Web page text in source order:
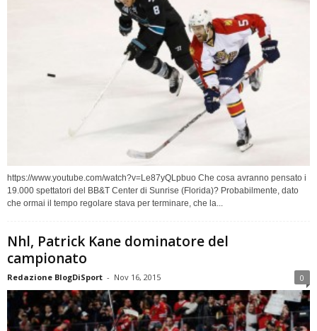
https://www.youtube.com/watch?v=Le87yQLpbuo Che cosa avranno pensato i
19.000 spettatori del BB&T Center di Sunrise (Florida)? Probabilmente, dato
che ormai il tempo regolare stava per terminare, che la...
Nhl, Patrick Kane dominatore del
campionato
Redazione BlogDiSport - Nov 16, 2015 0